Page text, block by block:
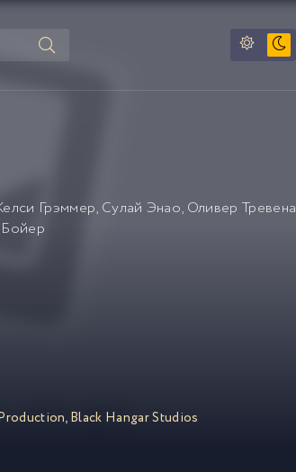
Грэммер, Сулай Энао, Оливер Тревена
,Black Hangar Studios